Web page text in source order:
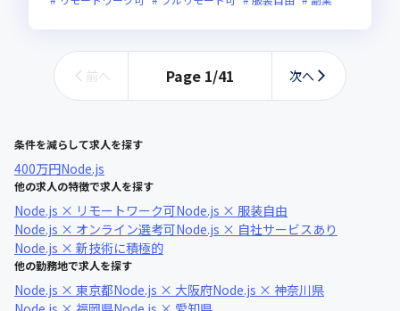
前へ Page 1/41 次へ
条件を減らして求人を探す
400万円Node.js
他の求人の特徴で求人を探す
Node.js × リモートワーク可Node.js × 服装自由
Node.js × オンライン選考可Node.js × 自社サービスあり
Node.js × 新技術に積極的
他の勤務地で求人を探す
Node.js × 東京都Node.js × 大阪府Node.js × 神奈川県